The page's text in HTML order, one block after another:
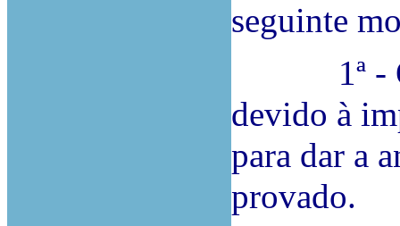
seguinte
1ª - O
devido à
para dar a
provado.